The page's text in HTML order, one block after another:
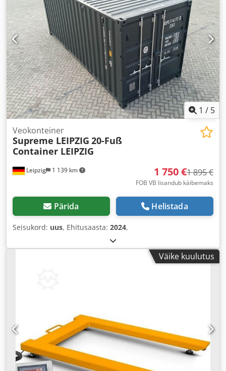
1 / 5
Leipzig 1 139 km
Veokonteiner
Supreme LEIPZIG 20-Fuß
Container LEIPZIG
1 750 €1 895 €
FOB VB lisandub käibemaks
Pärida Helistada
Seisukord: uus, Ehitusaasta: 2024,
Väike kuulutus